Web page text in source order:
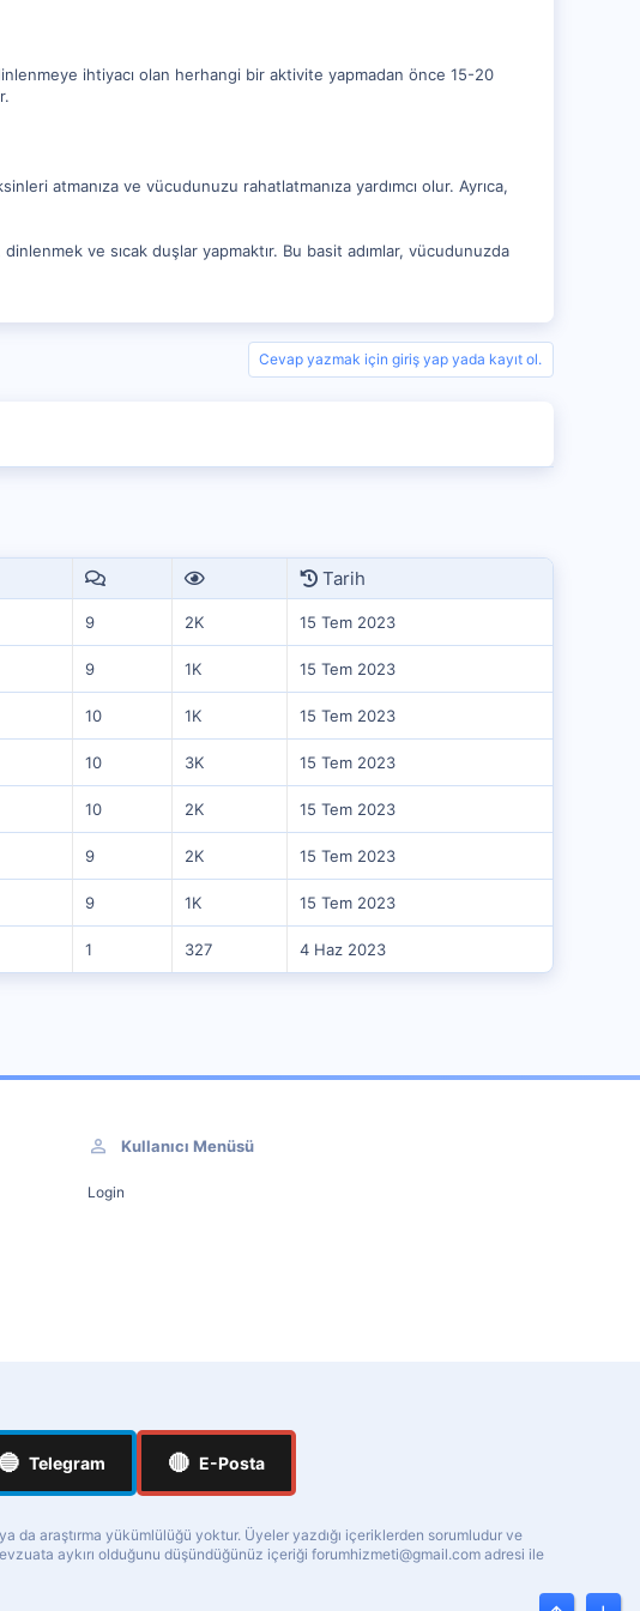
ihtiyacı olan herhangi bir aktivite yapmadan önce 15-20
atmanıza ve vücudunuzu rahatlatmanıza yardımcı olur. Ayrıca,
ve sıcak duşlar yapmaktır. Bu basit adımlar, vücudunuzda
Cevap yazmak için giriş yap yada kayıt ol.
Tarih
9 2K 15 Tem 2023
9 1K 15 Tem 2023
10 1K 15 Tem 2023
10 3K 15 Tem 2023
10 2K 15 Tem 2023
9 2K 15 Tem 2023
9 1K 15 Tem 2023
1 327 4 Haz 2023
Kullanıcı Menüsü
Login
🔵 Telegram 🔴 E-Posta
da araştırma yükümlülüğü yoktur. Üyeler yazdığı içeriklerden sorumludur ve
aykırı olduğunu düşündüğünüz içeriği forumhizmeti@gmail.com adresi ile